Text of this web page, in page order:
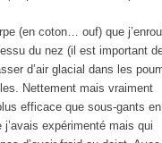
(en coton… ouf) que
du nez (il est important
d’air glacial dans les
Nettement mais vraiment
efficace que sous-gants
j’avais expérimenté mais qui